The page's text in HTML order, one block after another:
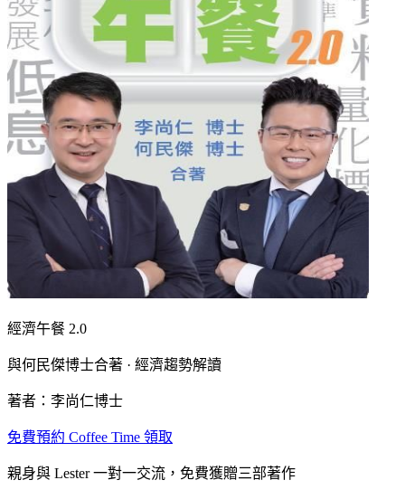
經濟午餐 2.0
與何民傑博士合著 · 經濟趨勢解讀
著者：李尚仁博士
免費預約 Coffee Time 領取
親身與 Lester 一對一交流，免費獲贈三部著作